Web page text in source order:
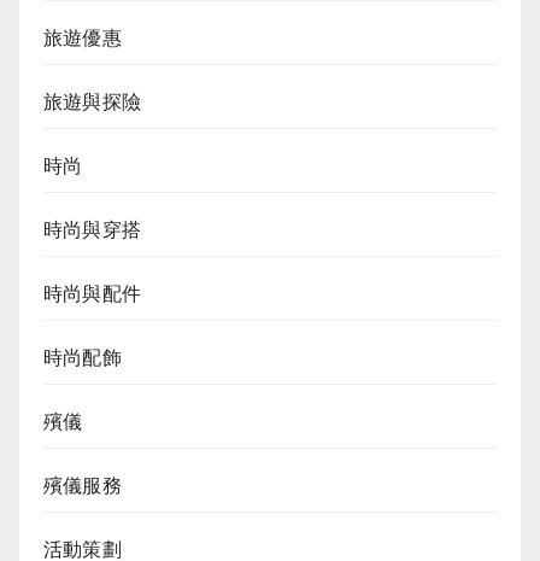
旅遊優惠
旅遊與探險
時尚
時尚與穿搭
時尚與配件
時尚配飾
殯儀
殯儀服務
活動策劃